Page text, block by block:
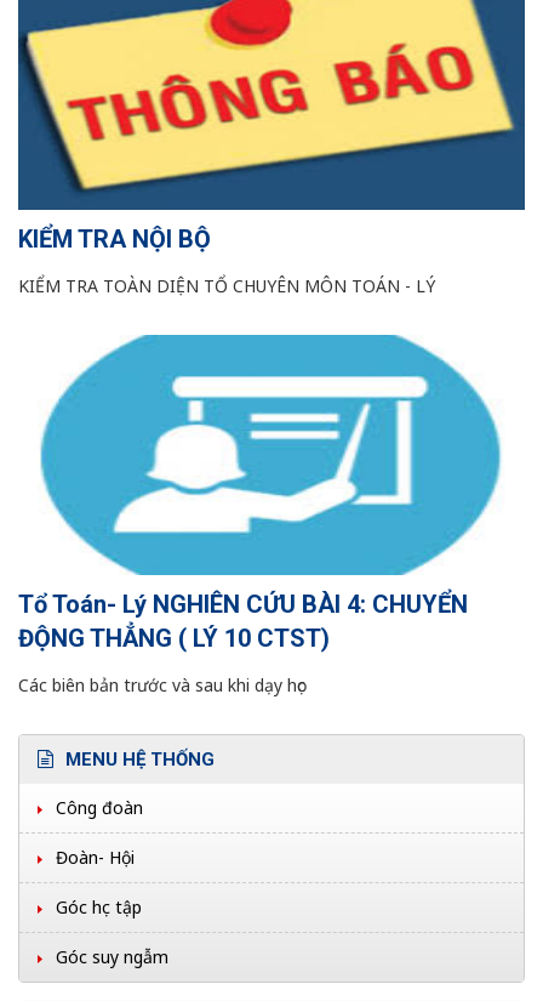
KIỂM TRA NỘI BỘ
KIỂM TRA TOÀN DIỆN TỔ CHUYÊN MÔN TOÁN - LÝ
Tổ Toán- Lý NGHIÊN CỨU BÀI 4: CHUYỂN
ĐỘNG THẲNG ( LÝ 10 CTST)
Các biên bản trước và sau khi dạy học
MENU HỆ THỐNG
Công đoàn
Đoàn- Hội
Góc học tập
Góc suy ngẫm